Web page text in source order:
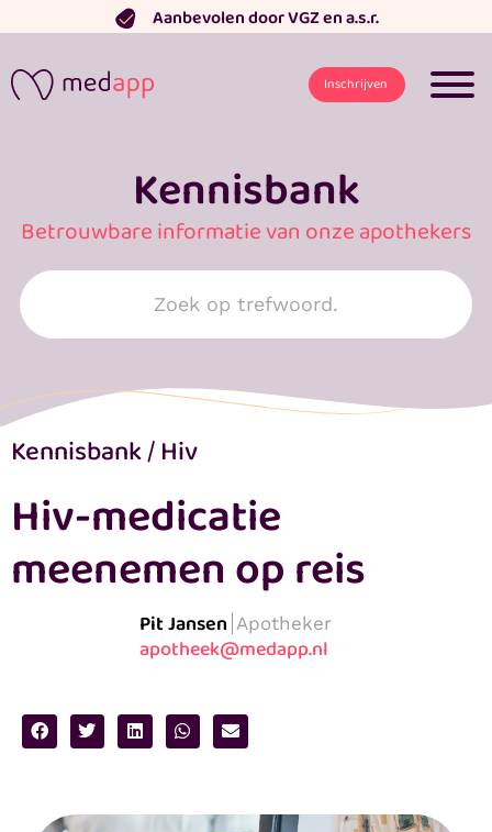
naar
de
inhoud
Aanbevolen door VGZ en a.s.r.
Inschrijven
Kennisbank
Betrouwbare informatie van onze apothekers
Search
for:
Kennisbank/Hiv
Hiv-medicatie
meenemen op reis
Pit Jansen Apotheker
apotheek@medapp.nl